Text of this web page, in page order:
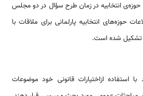
انتخابیه در زمان طرح سؤال در دو مجلس
حوزه‌های انتخابیه پارلمانی برای ملاقات با
تشکیل شده است.
با استفاده ازاختیارات قانونی خود موضوعات